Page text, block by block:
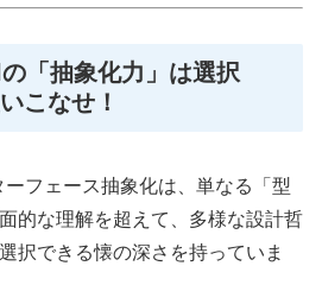
「抽象化力」は選択
こなせ！
フェース抽象化は、単なる「型
的な理解を超えて、多様な設計哲
択できる懐の深さを持っていま